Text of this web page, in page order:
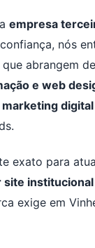
empresa
nós
abrangem
e web
marketing
exato para
site institucional
exige em